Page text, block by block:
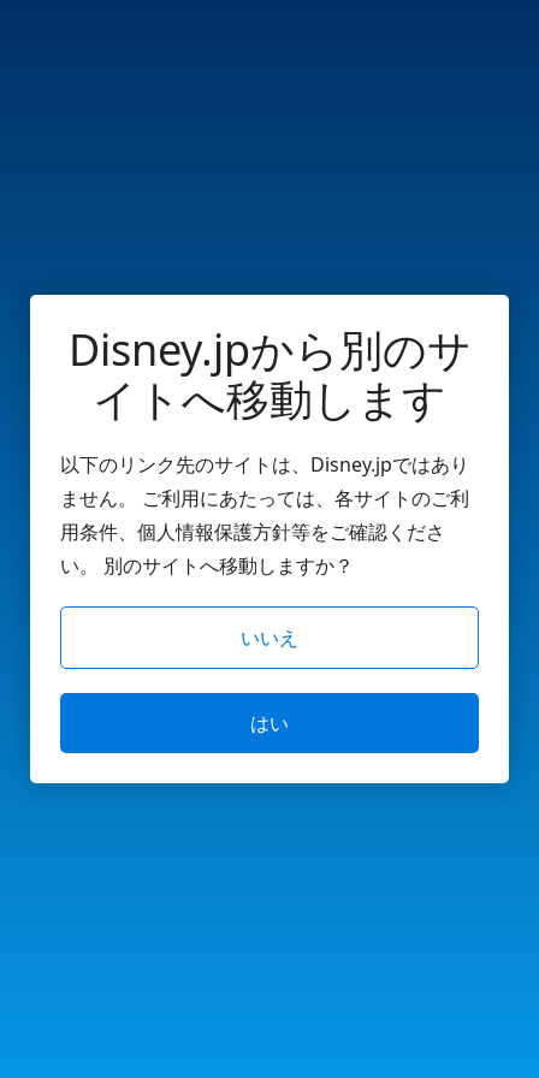
Disney.jpから別のサ
イトへ移動します
以下のリンク先のサイトは、Disney.jpではあり
ません。 ご利用にあたっては、各サイトのご利
用条件、個人情報保護方針等をご確認くださ
い。 別のサイトへ移動しますか？
いいえ
はい